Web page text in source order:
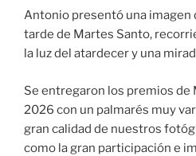
Antonio presentó una imagen
tarde de Martes Santo,
la luz del atardecer y una
Se entregaron los premios de
2026 con un palmarés muy
gran calidad de nuestros
como la gran participación e